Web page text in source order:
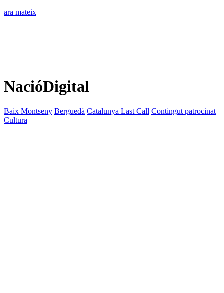
ara mateix
NacióDigital
Baix Montseny Berguedà Catalunya Last Call Contingut patrocinat
Cultura